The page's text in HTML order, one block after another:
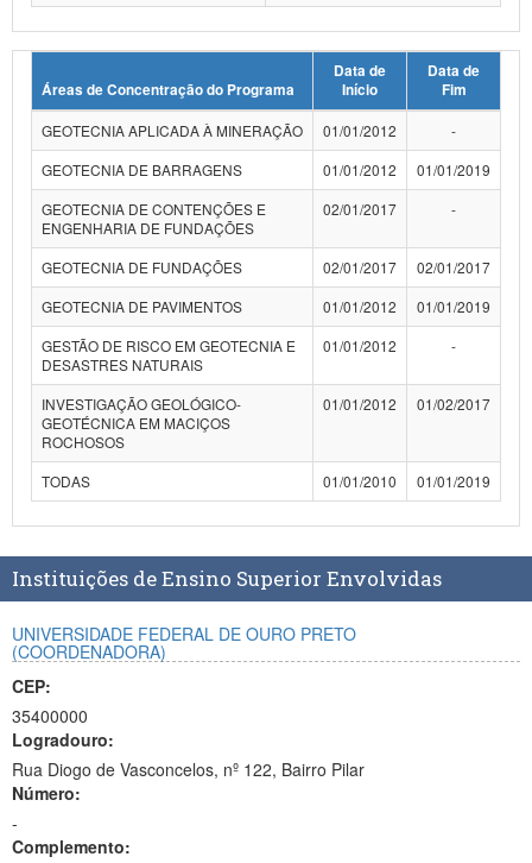
Áreas de Concentração do Programa
Data de
Início
Data de
Fim
GEOTECNIA APLICADA À MINERAÇÃO
01/01/2012
-
GEOTECNIA DE BARRAGENS
01/01/2012
01/01/2019
GEOTECNIA DE CONTENÇÕES E
ENGENHARIA DE FUNDAÇÕES
02/01/2017 -
GEOTECNIA DE FUNDAÇÕES 02/01/2017
02/01/2017
GEOTECNIA DE PAVIMENTOS
01/01/2012
01/01/2019
GESTÃO DE RISCO EM GEOTECNIA E
DESASTRES NATURAIS
01/01/2012 -
INVESTIGAÇÃO GEOLÓGICO-
GEOTÉCNICA EM MACIÇOS
ROCHOSOS
01/01/2012 01/02/2017
TODAS 01/01/2010 01/01/2019
Instituições de Ensino Superior Envolvidas
UNIVERSIDADE FEDERAL DE OURO PRETO
(COORDENADORA)
CEP:
35400000
Logradouro:
Rua Diogo de Vasconcelos, nº 122, Bairro Pilar
Número:
-
Complemento: